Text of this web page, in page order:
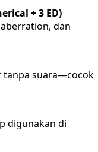
+ 3 ED)
dan
tanpa suara—cocok
digunakan di